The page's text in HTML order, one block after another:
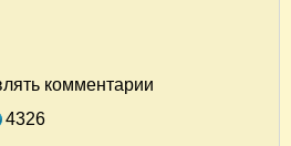
– Домбай. Часть 3.2.
комментарии
4326